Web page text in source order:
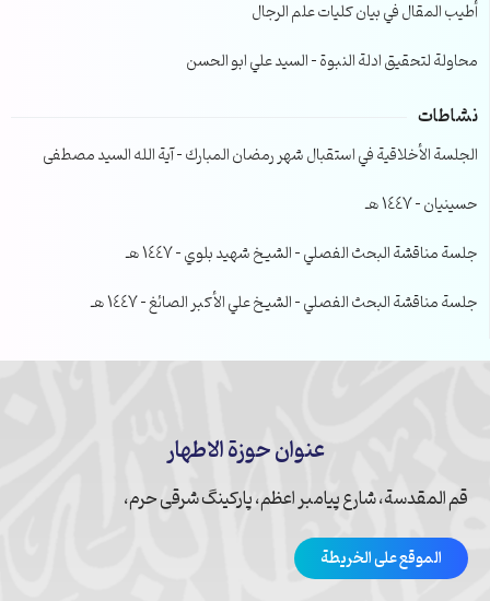
أطيب المقال في بيان كليات علم الرجال
محاولة لتحقيق ادلة النبوة – السيد علي ابو الحسن
نشاطات
الجلسة الأخلاقية في استقبال شهر رمضان المبارك – آية الله السيد مصطفى
حسينيان – 1447 هـ
جلسة مناقشة البحث الفصلي – الشيخ شهيد بلوي – 1447 هـ
جلسة مناقشة البحث الفصلي – الشيخ علي الأكبر الصائغ – 1447 هـ
عنوان حوزة الاطهار
قم المقدسة، شارع پیامبر اعظم، پارکینگ شرقی حرم،
الموقع على الخريطة